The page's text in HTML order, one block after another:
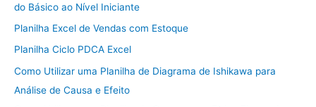
do Básico ao Nível Iniciante
Planilha Excel de Vendas com Estoque
Planilha Ciclo PDCA Excel
Como Utilizar uma Planilha de Diagrama de Ishikawa para
Análise de Causa e Efeito